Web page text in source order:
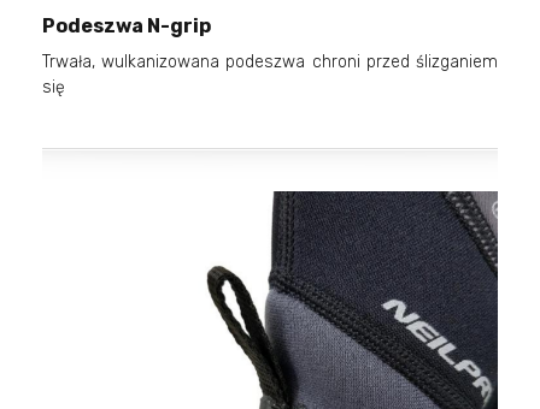
Podeszwa N-grip
Trwała, wulkanizowana podeszwa chroni przed ślizganiem
się